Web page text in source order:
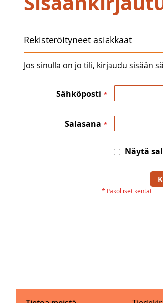
Rekisteröityneet asiakkaat
Jos sinulla on jo tili, kirjaudu sisään
Sähköposti
Salasana
Näytä